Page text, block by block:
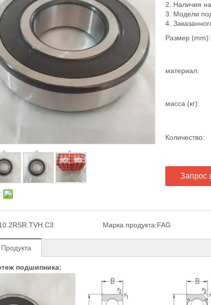
2. Наличия
3. Модели
4.
Размер (mm):
материал:
масса (кг):
Количество:
Запрос
Марка продукта:FAG
подшипника: